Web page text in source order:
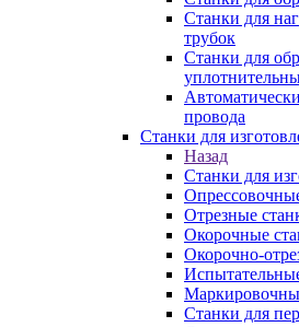
Станки для
трубок
Станки для
провода
Станки для
Назад
Станки для
Отрезные
Окорочные
Окорочно-
Станки для